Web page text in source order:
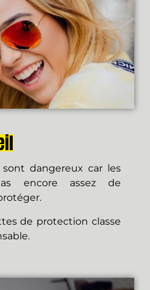
sont dangereux car les
encore assez de
de protection classe